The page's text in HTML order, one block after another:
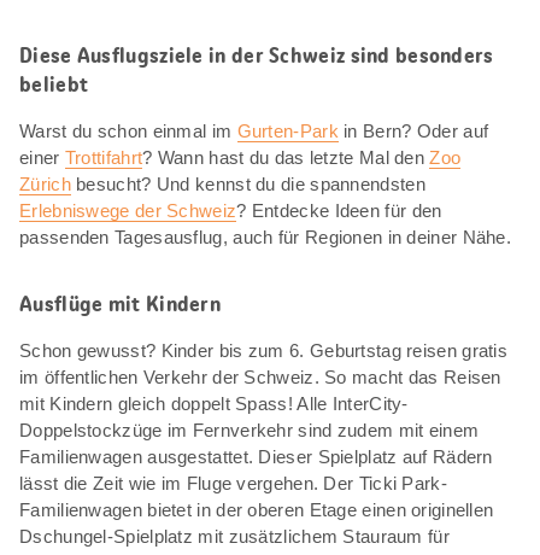
Diese Ausflugsziele in der Schweiz sind besonders
beliebt
Warst du schon einmal im Gurten-Park in Bern? Oder auf
einer Trottifahrt? Wann hast du das letzte Mal denZoo
Zürichbesucht? Und kennst du die spannendsten
Erlebniswege der Schweiz? Entdecke Ideen für den
passenden Tagesausflug, auch für Regionen in deiner Nähe.
Ausflüge mit Kindern
Schon gewusst? Kinder bis zum 6. Geburtstag reisen gratis
im öffentlichen Verkehr der Schweiz. So macht das Reisen
mit Kindern gleich doppelt Spass! Alle InterCity-
Doppelstockzüge im Fernverkehr sind zudem mit einem
Familienwagen ausgestattet. Dieser Spielplatz auf Rädern
lässt die Zeit wie im Fluge vergehen. Der Ticki Park-
Familienwagen bietet in der oberen Etage einen originellen
Dschungel-Spielplatz mit zusätzlichem Stauraum für